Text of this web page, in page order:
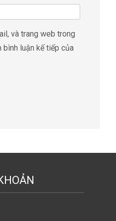
và trang web trong
bình luận kế tiếp của